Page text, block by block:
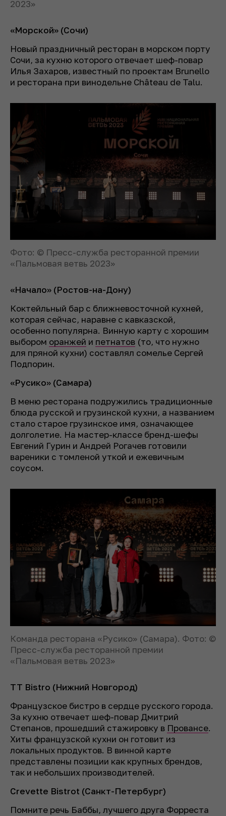
2023»
«Морской» (Сочи)
Новый праздничный ресторан в морском порту
Сочи, за кухню которого отвечает шеф-повар
Илья Захаров, известный по проектам Brunello
и ресторана при винодельне Château de Talu.
Фото: © Пресс-служба ресторанной премии
«Пальмовая ветвь 2023»
«Начало» (Ростов-на-Дону)
Коктейльный бар с ближневосточной кухней,
которая сейчас, наравне с кавказской,
особенно популярна. Винную карту с хорошим
выбором оранжей и петнатов (то, что нужно
для пряной кухни) составлял сомелье Сергей
Подпорин.
«Русико» (Самара)
В меню ресторана подружились традиционные
блюда русской и грузинской кухни, а названием
стало старое грузинское имя, означающее
долголетие. На мастер-классе бренд-шефы
Евгений Гурин и Андрей Рогачев готовили
вареники с томленой уткой и ежевичным
соусом.
Команда ресторана «Русико» (Самара). Фото: ©
Пресс-служба ресторанной премии
«Пальмовая ветвь 2023»
TT Bistro (Нижний Новгород)
Французское бистро в сердце русского города.
За кухню отвечает шеф-повар Дмитрий
Степанов, прошедший стажировку в Провансе.
Хиты французской кухни он готовит из
локальных продуктов. В винной карте
представлены позиции как крупных брендов,
так и небольших производителей.
Crevette Bistrot (Санкт-Петербург)
Помните речь Баббы, лучшего друга Форреста